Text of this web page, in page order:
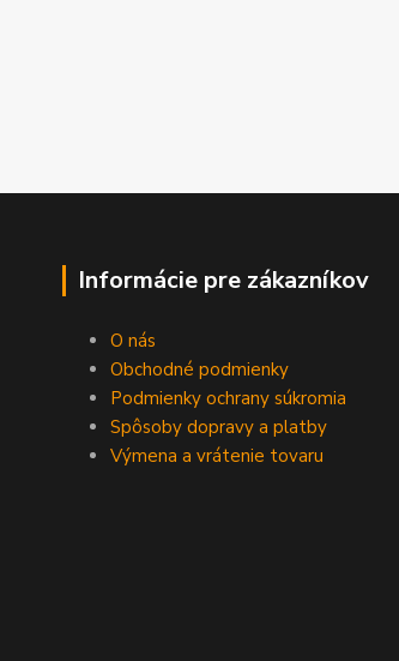
Informácie pre zákazníkov
O nás
Obchodné podmienky
Podmienky ochrany súkromia
Spôsoby dopravy a platby
Výmena a vrátenie tovaru